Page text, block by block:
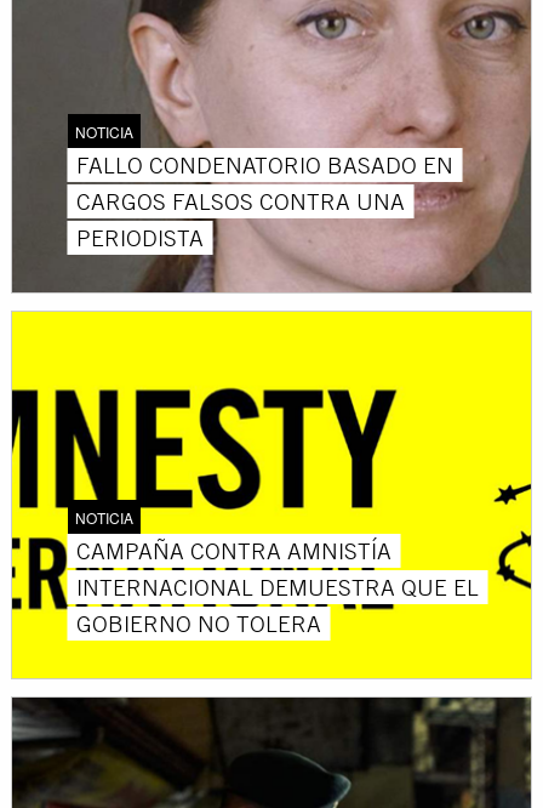
NOTICIA
FALLO CONDENATORIO BASADO EN
CARGOS FALSOS CONTRA UNA
PERIODISTA
NOTICIA
CAMPAÑA CONTRA AMNISTÍA
INTERNACIONAL DEMUESTRA QUE EL
GOBIERNO NO TOLERA